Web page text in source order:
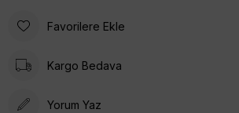
Favorilere Ekle
Kargo Bedava
Yorum Yaz